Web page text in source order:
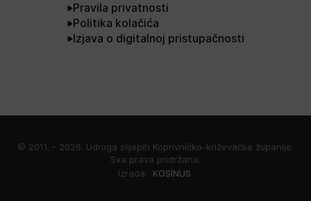
Pravila privatnosti
Politika kolačića
Izjava o digitalnoj pristupačnosti
© 2011. - 2026. Udruga slijepih Koprivničko-križevačke županije.
Sva prava pridržana.
Izrada:
KOSINUS